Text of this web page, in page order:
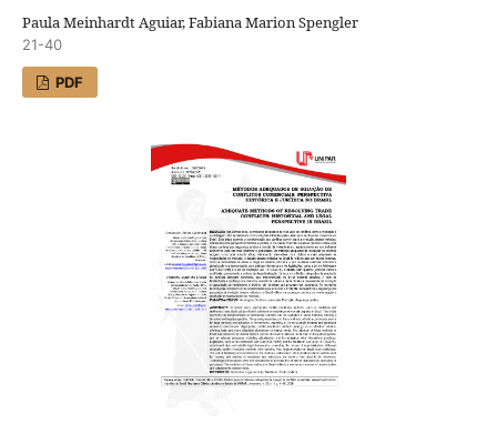
Paula Meinhardt Aguiar, Fabiana Marion Spengler
21-40
PDF